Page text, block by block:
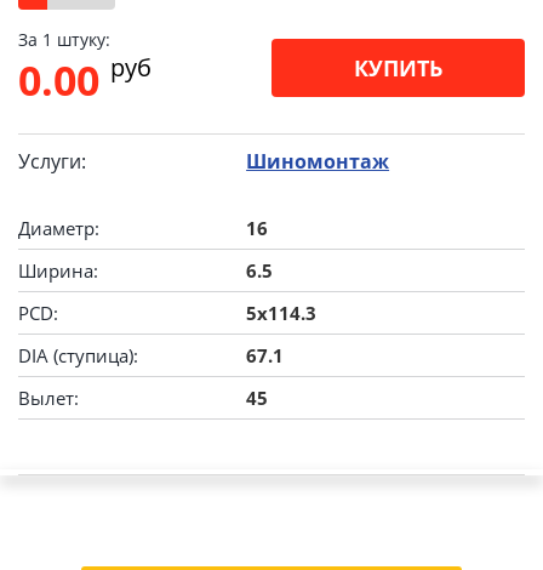
За 1 штуку:
0.00 pуб КУПИТЬ
Услуги: Шиномонтаж
Диаметр:
16
Ширина:
6.5
PCD:
5x114.3
DIA (ступица):
67.1
Вылет:
45